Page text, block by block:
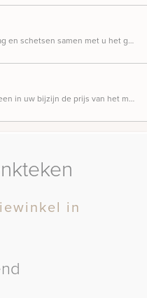
Wij adviseren u graag en schetsen samen met u het gedenkteken dat u in gedachten heeft.
We berekenen meteen in uw bijzijn de prijs van het monument, zodat u weet waar u aan toe bent.
in